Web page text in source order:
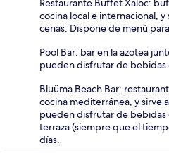
Restaurante Buffet Xaloc:
cocina local e internacional,
cenas. Dispone de menú
Pool Bar: bar en la azotea
pueden disfrutar de bebidas
Bluüma Beach Bar:
cocina mediterránea, y sirve
pueden disfrutar de bebidas
terraza (siempre que el
días.